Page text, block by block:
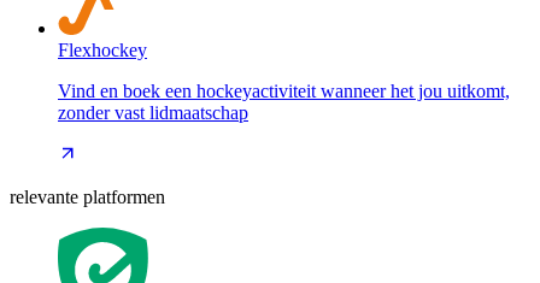
Flexhockey
Vind en boek een hockeyactiviteit wanneer het jou uitkomt,
zonder vast lidmaatschap
relevante platformen